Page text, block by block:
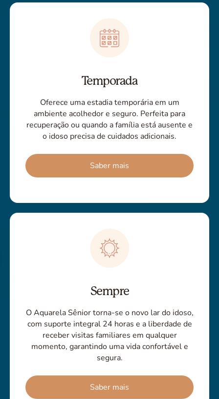
Temporada
Oferece uma estadia temporária em um
ambiente acolhedor e seguro. Perfeita para
recuperação ou quando a família está ausente e
o idoso precisa de cuidados adicionais.
Saber mais
Sempre
O Aquarela Sênior torna-se o novo lar do idoso,
com suporte integral 24 horas e a liberdade de
receber visitas familiares em qualquer
momento, garantindo uma vida confortável e
segura.
Saber mais